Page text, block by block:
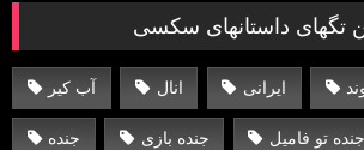
تگهای داستانهای سکسی
آب کیر انال ایرانی
جنده جنده بازی جنده تو فامیل